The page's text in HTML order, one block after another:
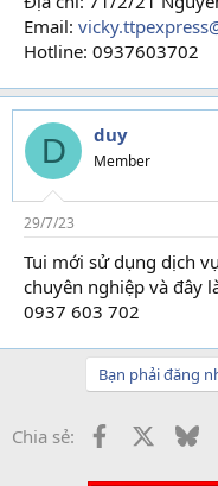
Email:
Hotline: 0937603702
D duy
Member
29/7/23
Tui mới sử dụng dịch
chuyên nghiệp và đây
0937 603 702
Bạn phải đăng
Chia sẻ: Facebook